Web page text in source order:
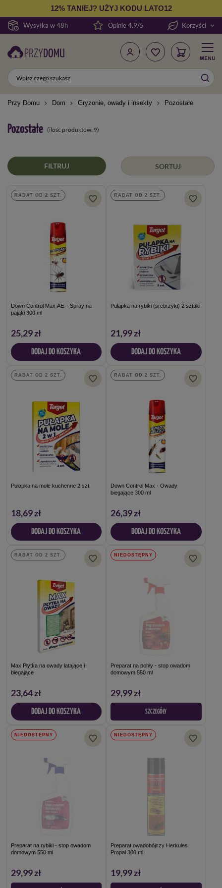
Wysyłka w 48h
12% TANIEJ? UŻYJ KODU LATO12
Opinie 4.9/5 Korzyści
Przy Domu Dom Gryzonie, owady i insekty Pozostałe
Pozostałe (ilość produktów: 9)
SORTUJ
FILTRUJ
RABAT OD 2 SZT.
Down Control Max AE – Spray na
pająki 300 ml
25,29 zł
DODAJ DO KOSZYKA
RABAT OD 2 SZT.
Pułapka na rybiki (srebrzyki) 2 sztuki
21,99 zł
DODAJ DO KOSZYKA
RABAT OD 2 SZT.
Pułapka na mole kuchenne 2 szt.
18,69 zł
DODAJ DO KOSZYKA
RABAT OD 2 SZT.
Down Control Max - Owady
biegające 300 ml
26,39 zł
DODAJ DO KOSZYKA
RABAT OD 2 SZT.
Max Płytka na owady latające i
biegające
23,64 zł
DODAJ DO KOSZYKA
NIEDOSTĘPNY
Preparat na pchły - stop owadom
domowym 550 ml
29,99 zł
SZCZEGÓŁY
NIEDOSTĘPNY
Preparat na rybiki - stop owadom
domowym 550 ml
29,99 zł
NIEDOSTĘPNY
Preparat owadobójczy Herkules
Propal 300 ml
19,99 zł